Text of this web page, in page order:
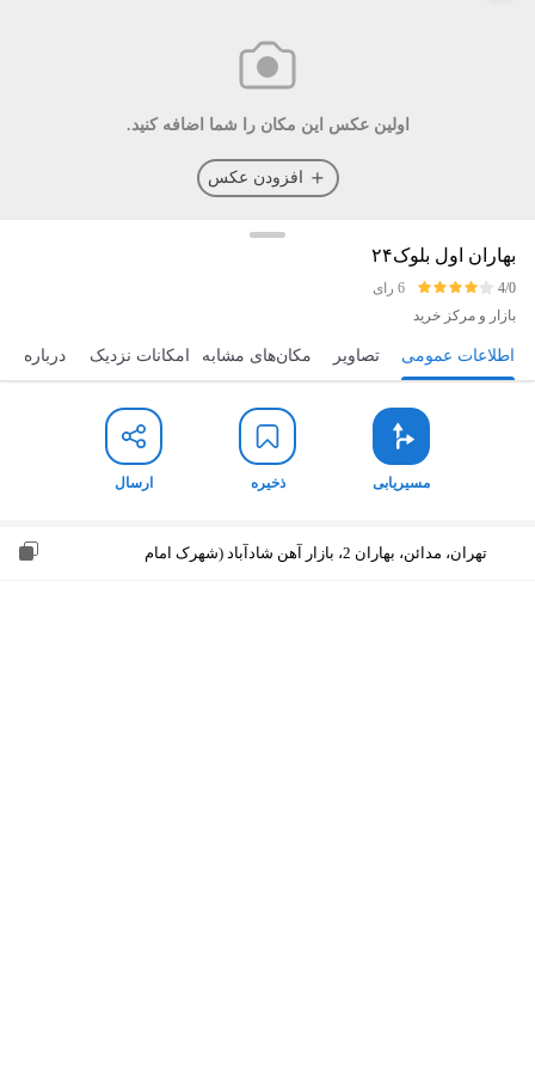
اولین عکس این مکان را شما اضافه کنید.
افزودن عکس
بهاران اول بلوک۲۴
4/0
6 رای
بازار و مرکز خرید
مسیریابی ذخیره ارسال اطلاعات عمومی تصاویر مکان‌های مشابه امکانات نزدیک درباره
مسیریابی ذخیره ارسال
تهران، مدائن، بهاران 2، بازار آهن شادآباد (شهرک امام